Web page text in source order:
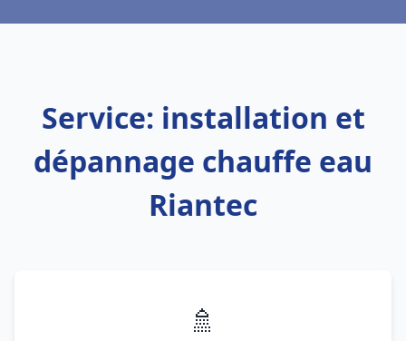
Service: installation et
dépannage chauffe eau
Riantec
🚿